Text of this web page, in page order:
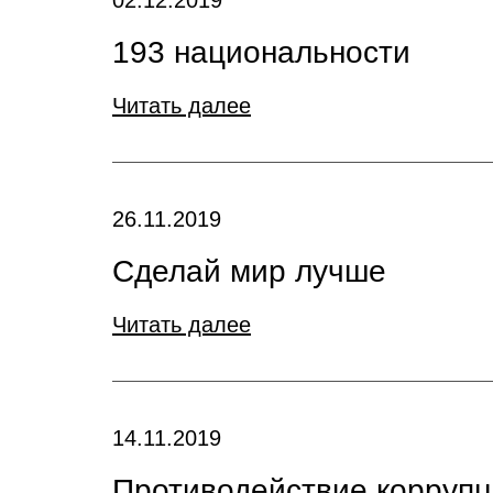
193 национальности
Читать далее
26.11.2019
Сделай мир лучше
Читать далее
14.11.2019